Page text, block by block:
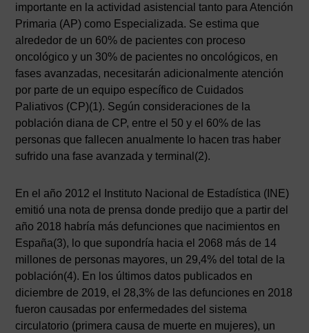
importante en la actividad asistencial tanto para Atención
Primaria (AP) como Especializada. Se estima que
alrededor de un 60% de pacientes con proceso
oncológico y un 30% de pacientes no oncológicos, en
fases avanzadas, necesitarán adicionalmente atención
por parte de un equipo específico de Cuidados
Paliativos (CP)(1). Según consideraciones de la
población diana de CP, entre el 50 y el 60% de las
personas que fallecen anualmente lo hacen tras haber
sufrido una fase avanzada y terminal(2).
En el año 2012 el Instituto Nacional de Estadística (INE)
emitió una nota de prensa donde predijo que a partir del
año 2018 habría más defunciones que nacimientos en
España(3), lo que supondría hacia el 2068 más de 14
millones de personas mayores, un 29,4% del total de la
población(4). En los últimos datos publicados en
diciembre de 2019, el 28,3% de las defunciones en 2018
fueron causadas por enfermedades del sistema
circulatorio (primera causa de muerte en mujeres), un